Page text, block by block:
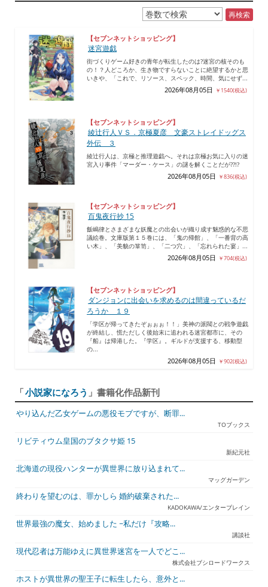
再検索
【セブンネットショッピング】
迷宮遊戯
街づくりゲーム好きの青年が転生したのは?迷宮の核そのも
の！？人どころか、生き物ですらないことに絶望するかと思
いきや、「これで、リソース、スペック、時間、気にせず...
2026年08月05日 ￥1540(税込)
【セブンネットショッピング】
綾辻行人ＶＳ．京極夏彦 文豪ストレイドッグス
外伝 ３
綾辻行人は、京極と推理遊戯へ。それは京極お気に入りの迷
宮入り事件「マーダー・ケース」の謎を解くことだが??!?
2026年08月05日 ￥836(税込)
【セブンネットショッピング】
百鬼夜行抄 15
飯嶋律とさまざまな妖魔との出会いが織り成す魅惑的な不思
議絵巻。文庫版第１５巻には、「鬼の帰館」、「一番背の高
い木」、「美貌の箪笥」、「二つ穴」、「忘れられた宴」...
2026年08月05日 ￥704(税込)
【セブンネットショッピング】
ダンジョンに出会いを求めるのは間違っているだ
ろうか １９
「学区が帰ってきたぞぉぉぉ！！」美神の派閥との戦争遊戯
が終結し、慌ただしく後始末に追われる迷宮都市に、その
『船』は帰港した。『学区』。ギルドが支援する、移動型
の...
2026年08月05日 ￥902(税込)
「小説家になろう 」書籍化作品新刊
やり込んだ乙女ゲームの悪役モブですが、断罪...
TOブックス
リビティウム皇国のブタクサ姫 15
新紀元社
北海道の現役ハンターが異世界に放り込まれて...
マッグガーデン
終わりを望むのは、罪かしら 婚約破棄された...
KADOKAWA/エンターブレイン
世界最強の魔女、始めました ~私だけ『攻略...
講談社
現代忍者は万能ゆえに異世界迷宮を一人でどこ...
株式会社ブシロードワークス
ホストが異世界の聖王子に転生したら、意外と...